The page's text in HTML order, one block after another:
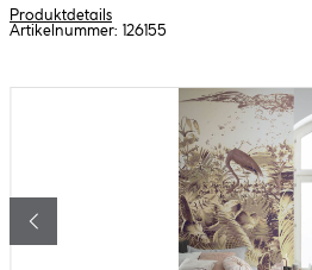
Produktdetails
Artikelnummer: 126155
Bildergalerie überspringen